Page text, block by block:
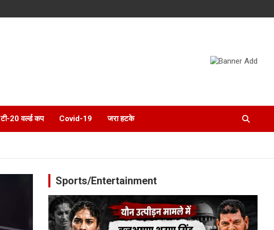
टी-20 वर्ल्ड कप Covid-19 जरा हटके
Sports/Entertainment